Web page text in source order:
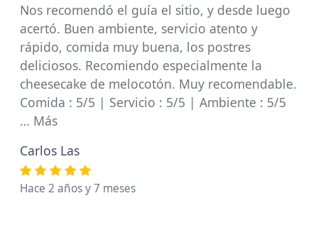
Nos recomendó el guía el sitio, y desde luego
acertó. Buen ambiente, servicio atento y
rápido, comida muy buena, los postres
deliciosos. Recomiendo especialmente la
cheesecake de melocotón. Muy recomendable.
Comida : 5/5 | Servicio : 5/5 | Ambiente : 5/5
… Más
Carlos Las
Hace 2 años y 7 meses